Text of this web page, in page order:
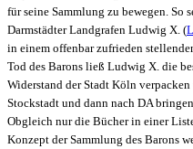
für seine Sammlung zu bewegen. So
Darmstädter Landgrafen Ludwig X. (
in einem offenbar zufrieden
Tod des Barons ließ Ludwig X. die
Widerstand der Stadt Köln
Stockstadt und dann nach DA
Obgleich nur die Bücher in einer
Konzept der Sammlung des Barons